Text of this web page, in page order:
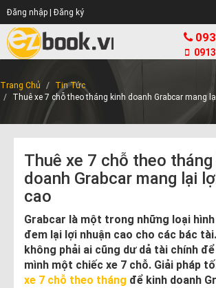
Đăng nhập | Đăng ký
Trang Chủ
Tin Tức
Thuê xe 7 chỗ theo tháng kinh doanh Grabcar mang
Thuê xe 7 chỗ theo tháng
doanh Grabcar mang lại
cao
Grabcar là một trong những loại
đem lại lợi nhuận cao cho các bác
không phải ai cũng dư dả tài chính
mình một chiếc xe 7 chỗ. Giải pháp
xe 7 chỗ theo tháng để kinh doanh